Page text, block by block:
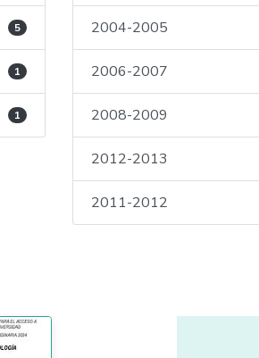
5
1
1
2004-2005
2006-2007
2008-2009
2012-2013
2011-2012